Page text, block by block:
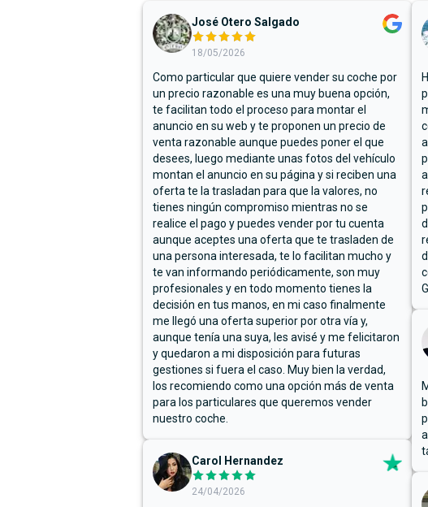
José Otero Salgado
18/05/2026
Como particular que quiere vender su coche por
un precio razonable es una muy buena opción,
te facilitan todo el proceso para montar el
anuncio en su web y te proponen un precio de
venta razonable aunque puedes poner el que
desees, luego mediante unas fotos del vehículo
montan el anuncio en su página y si reciben una
oferta te la trasladan para que la valores, no
tienes ningún compromiso mientras no se
realice el pago y puedes vender por tu cuenta
aunque aceptes una oferta que te trasladen de
una persona interesada, te lo facilitan mucho y
te van informando periódicamente, son muy
profesionales y en todo momento tienes la
decisión en tus manos, en mi caso finalmente
me llegó una oferta superior por otra vía y,
aunque tenía una suya, les avisé y me felicitaron
y quedaron a mi disposición para futuras
gestiones si fuera el caso. Muy bien la verdad,
los recomiendo como una opción más de venta
para los particulares que queremos vender
nuestro coche.
Carol Hernandez
24/04/2026